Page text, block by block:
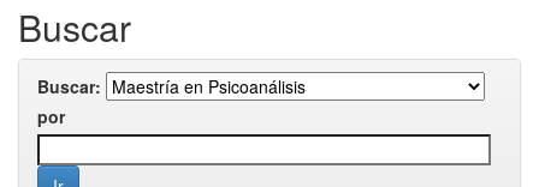
Buscar
Buscar:
por